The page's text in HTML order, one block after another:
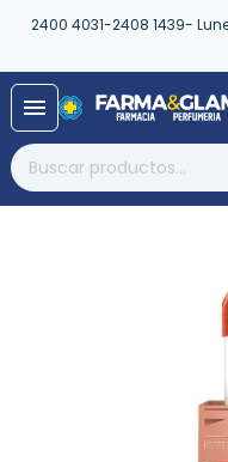
2400 4031-2408 1439-
menu